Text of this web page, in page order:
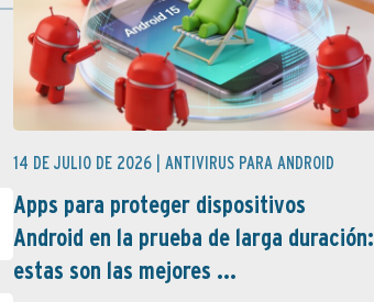
14 DE JULIO DE 2026 | ANTIVIRUS PARA ANDROID
Apps para proteger dispositivos
Android en la prueba de larga duración:
estas son las mejores ...